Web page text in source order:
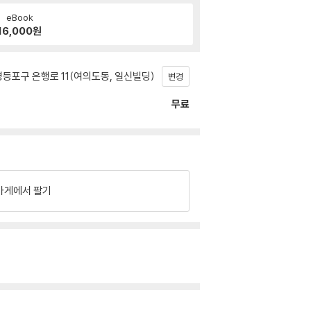
eBook
원
포구 은행로 11(여의도동, 일신빌딩) 변경
무료
게에서 팔기